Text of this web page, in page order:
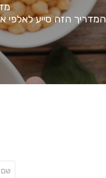
המדריך הזה סייע